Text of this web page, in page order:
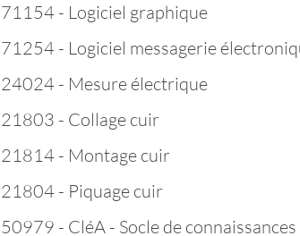
71154 - Logiciel graphique
71254 - Logiciel messagerie
24024 - Mesure électrique
21803 - Collage cuir
21814 - Montage cuir
21804 - Piquage cuir
50979 - CléA - Socle de